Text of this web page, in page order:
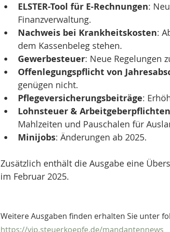
ELSTER-Tool für E-Rechnungen:
Finanzverwaltung.
Nachweis bei Krankheitskosten:
dem Kassenbeleg stehen.
Gewerbesteuer: Neue Regelungen
Offenlegungspflicht von
genügen nicht.
Pflegeversicherungsbeiträge:
Lohnsteuer & Arbeitgeberpflichten
Mahlzeiten und Pauschalen für
Minijobs: Änderungen ab 2025.
Zusätzlich enthält die Ausgabe eine
im Februar 2025.
Weitere Ausgaben finden erhalten Sie unter
https://vip.steuerkoepfe.de/mandantennews